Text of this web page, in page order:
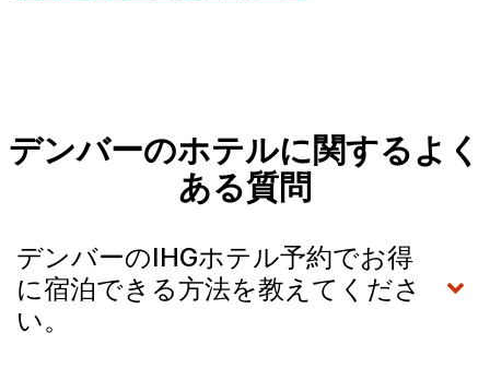
デンバーのホテルに関するよく
ある質問
デンバーのIHGホテル予約でお得
に宿泊できる方法を教えてくださ
い。